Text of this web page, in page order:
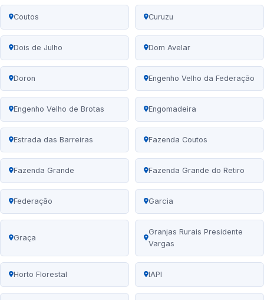
Coutos Curuzu
Dois de Julho Dom Avelar
Doron Engenho Velho da Federação
Engenho Velho de Brotas Engomadeira
Estrada das Barreiras Fazenda Coutos
Fazenda Grande Fazenda Grande do Retiro
Federação Garcia
Graça
Granjas Rurais Presidente
Vargas
Horto Florestal IAPI